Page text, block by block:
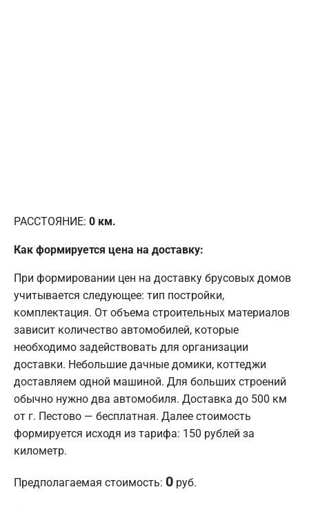
РАССТОЯНИЕ: 0 км.
Как формируется цена на доставку:
При формировании цен на доставку брусовых домов
учитывается следующее: тип постройки,
комплектация. От объема строительных материалов
зависит количество автомобилей, которые
необходимо задействовать для организации
доставки. Небольшие дачные домики, коттеджи
доставляем одной машиной. Для больших строений
обычно нужно два автомобиля. Доставка до 500 км
от г. Пестово — бесплатная. Далее стоимость
формируется исходя из тарифа: 150 рублей за
километр.
Предполагаемая стоимость: 0 руб.